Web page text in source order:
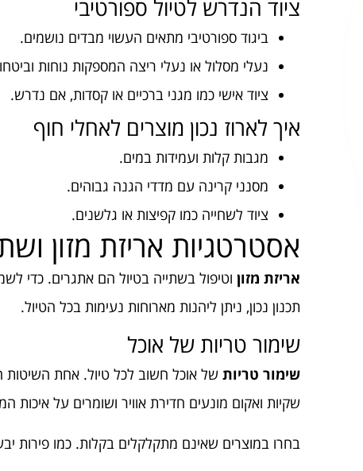
ציוד הנדרש לטיול ספורטיבי
ביגוד ספורטיבי מתאים העשוי מבדים נושמים.
נעלי מסלול או נעלי ריצה המספקות נוחות
ציוד אישי כמו מגני ברכיים או קסדות, אם נדרש.
איך לארוז נכון מוצרים לאחלי חוף
מגבות קלות ועמידות במים.
מסנני קרינה עם מדדי הגנה גבוהים.
ציוד לשחייה כמו קפיצות או גלשנים.
אסטרטגיות אריזת מזון
אריזת מזוןוטיפול בשתייה בטיול הם אתגרים. כדי
תכנון נכון, ניתן ליהנות מארוחות נעימות בכל הטיול.
שימור טריות של אוכל
שימור טריותשל אוכל חשוב לכל טיול. אחת השיטות
שקיות ואקום מונעים חדירת אוויר ושומרים על איכות
בחרו במוצרים שאינם מתקלקלים בקלות. כמו פירות